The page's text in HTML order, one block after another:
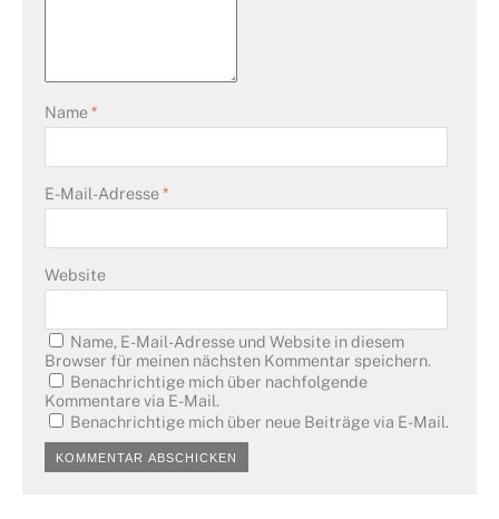
Name*
E-Mail-Adresse*
Website
Name, E-Mail-Adresse und Website in diesem
Browser für meinen nächsten Kommentar speichern.
Benachrichtige mich über nachfolgende
Kommentare via E-Mail.
Benachrichtige mich über neue Beiträge via E-Mail.